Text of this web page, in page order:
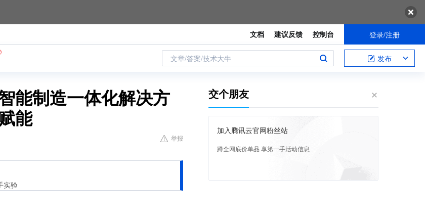
文档 建议反馈 控制台 登录/注册
文章/答案/技术大牛 发布
能制造一体化解决方
能
举报
实验
交个朋友
加入腾讯云官网粉丝站
蹲全网底价单品 享第一手活动信息